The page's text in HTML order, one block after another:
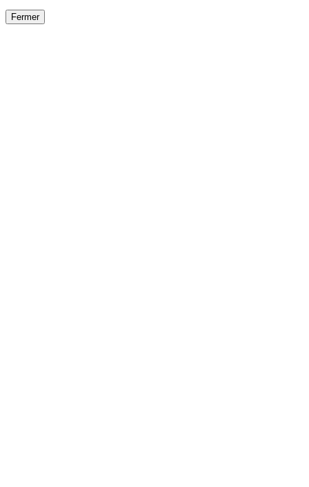
Fermer